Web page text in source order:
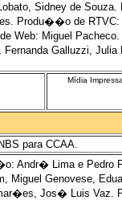
Sidney de
Produ��o de RTVC:
Web: Miguel
Galluzzi,
Mídia
para CCAA.
Andr� Lima e Pedro
Miguel Genovese,
Jos� Luis